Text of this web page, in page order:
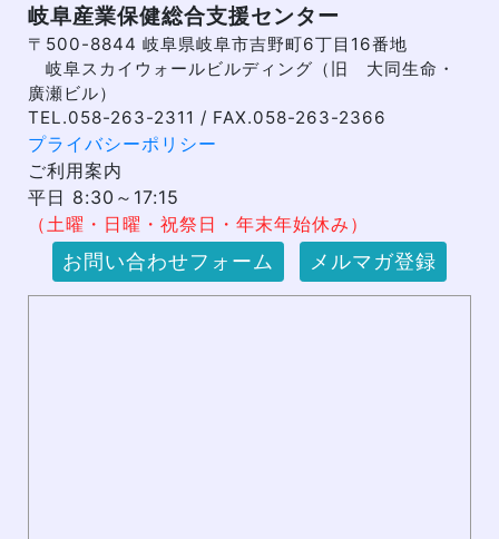
岐阜産業保健総合支援センター
〒500-8844 岐阜県岐阜市吉野町6丁目16番地
岐阜スカイウォールビルディング（旧 大同生命・
廣瀬ビル）
TEL.058-263-2311 / FAX.058-263-2366
プライバシーポリシー
ご利用案内
平日 8:30～17:15
（土曜・日曜・祝祭日・年末年始休み）
お問い合わせフォーム メルマガ登録